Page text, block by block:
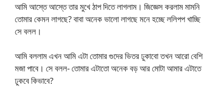
আমি আস্তে আস্তে তার মুখে ঠাপ দিতে লাগলাম। জিজ্ঞেস করলাম মামনি
তোমার কেমন লাগছে? বাবা অনেক ভালো লাগছে মনে হচ্ছে ললিপপ খাচ্ছি
সে বলল।
আমি বললাম এখন আমি এটা তোমার গুদের ভিতর ঢুকাবো তখন আরো বেশি
মজা পাবে। সে বলল- তোমার এটাতো অনেক বড় আর মোটা আমার এটাতে
ঢুকবে কিভাবে?